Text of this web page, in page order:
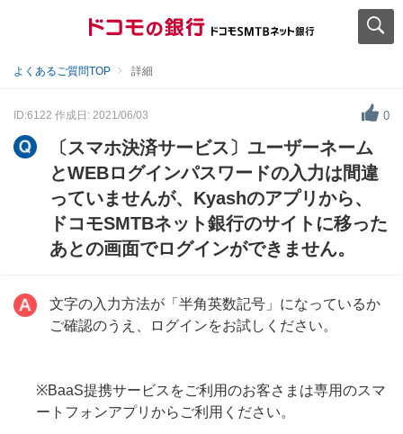
よくあるご質問TOP 詳細
ID:6122 作成日: 2021/06/03 0
〔スマホ決済サービス〕ユーザーネーム
とWEBログインパスワードの入力は間違
っていませんが、Kyashのアプリから、
ドコモSMTBネット銀行のサイトに移った
あとの画面でログインができません。
文字の入力方法が「半角英数記号」になっているか
ご確認のうえ、ログインをお試しください。
※BaaS提携サービスをご利用のお客さまは専用のスマ
ートフォンアプリからご利用ください。